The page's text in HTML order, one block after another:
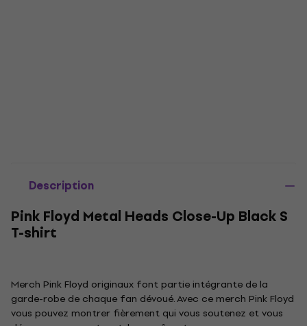
Description
Pink Floyd Metal Heads Close-Up Black S
T-shirt
Merch Pink Floyd originaux font partie intégrante de la
garde-robe de chaque fan dévoué. Avec ce merch Pink Floyd
vous pouvez montrer fièrement qui vous soutenez et vous